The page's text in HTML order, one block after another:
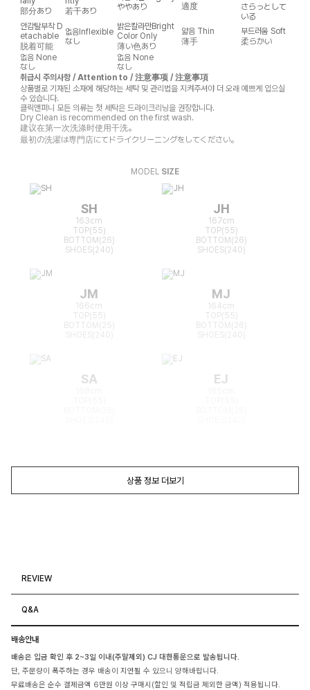
部分あり
若干あり
ややあり
適度
さらっとして
いる
안감탈부착 D
etachable
脱着可能
없음Inflexible
なし
밝은칼라만Bright
Color Only
薄い色あり
얇음 Thin
薄手
부드러움 Soft
柔らかい
없음 None
なし
없음 None
なし
취급시 주의사항 / Attention to / 注意事项 / 注意事項
상품별로 기재된 소재에 해당하는 세탁 및 관리법을 지켜주셔야 더 오래 예쁘게 입으실
수 있습니다.
클릭앤퍼니 모든 의류는 첫 세탁은 드라이크리닝을 권장합니다.
Dry Clean is recommended on the first wash.
建议在第一次洗涤时使用干洗。
最初の洗濯は専門店にてドライクリーニングをしてください。
MODEL SIZE
SH
163cm
TOP(55)
BOTTOM(26)
SHOES(240)
JH
167cm
TOP(55)
BOTTOM(26)
SHOES(240)
JM
166cm
TOP(55)
BOTTOM(25)
MJ
164cm
TOP(55)
BOTTOM(26)
SA EJ
상품 정보 더보기
REVIEW
Q&A
배송안내
배송은 입금 확인 후 2~3일 이내(주말제외) CJ 대한통운으로 발송됩니다.
단, 주문량이 폭주하는 경우 배송이 지연될 수 있으니 양해바랍니다.
무료배송은 순수 결제금액 6만원 이상 구매시(할인 및 적립금 제외한 금액) 적용됩니다.